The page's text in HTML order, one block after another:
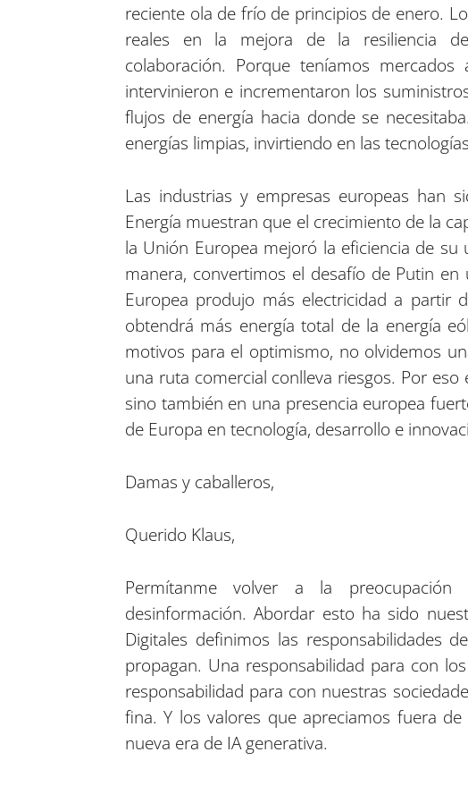
reciente ola de frío de principios de enero.
reales en la mejora de la resiliencia
colaboración. Porque teníamos
intervinieron e incrementaron los
flujos de energía hacia donde se
energías limpias, invirtiendo en las
Las industrias y empresas europeas han
Energía muestran que el crecimiento de la
la Unión Europea mejoró la eficiencia de
manera, convertimos el desafío de Putin
Europea produjo más electricidad a partir
obtendrá más energía total de la energía
motivos para el optimismo, no olvidemos
una ruta comercial conlleva riesgos. Por
sino también en una presencia europea
de Europa en tecnología, desarrollo e
Damas y caballeros,
Querido Klaus,
Permítanme volver a la
desinformación. Abordar esto ha sido
Digitales definimos las responsabilidades
propagan. Una responsabilidad para con
responsabilidad para con nuestras
fina. Y los valores que apreciamos fuera
nueva era de IA generativa.